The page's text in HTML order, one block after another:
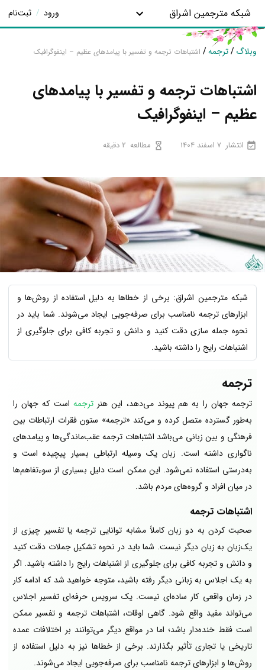
شبکه مترجمین اشراق ورود / ثبت‌نام
وبلاگ /ترجمه/ اشتباهات ترجمه و تفسیر با پیامدهای عظیم – اینفوگرافیک
اشتباهات ترجمه و تفسیر با پیامدهای
عظیم – اینفوگرافیک
انتشار 7 اسفند 1404 مطالعه 2 دقیقه
شبکه مترجمین اشراق: برخی از خطاها به دلیل استفاده از روش‌ها و
ابزارهای ترجمه نامناسب برای صرفه‌جویی ایجاد می‌شوند. شما باید در
نحوه جمله سازی دقت کنید و دانش و تجربه کافی برای جلوگیری از
اشتباهات رایج را داشته باشید.
ترجمه
ترجمه جهان را به هم پیوند می‌دهد، این هنرترجمه است که جهان را
به‌طور گسترده متصل کرده و می‌کند «ترجمه» ستون فقرات ارتباطات بین
فرهنگی و بین زبانی می‌باشد اشتباهات ترجمه عقب‌ماندگی‌ها و پیامدهای
ناگواری داشته است. زبان یک وسیله ارتباطی بسیار پیچیده است و
به‌درستی استفاده نمی‌شود. این ممکن است دلیل بسیاری از سوءتفاهم‌ها
در میان افراد و گروه‌های مردم باشد.
اشتباهات ترجمه
صحبت کردن به دو زبان کاملاً مشابه توانایی ترجمه یا تفسیر چیزی از
یک‌زبان به زبان دیگر نیست. شما باید در نحوه تشکیل جملات دقت کنید
و دانش و تجربه کافی برای جلوگیری از اشتباهات رایج را داشته باشید. اگر
به یک اجلاس به زبانی دیگر رفته باشید، متوجه خواهید شد که ادامه کار
در زمان واقعی کار ساده‌ای نیست. یک سرویس حرفه‌ای تفسیر اجلاس
می‌تواند مفید واقع شود. گاهی اوقات، اشتباهات ترجمه و تفسیر ممکن
است فقط خنده‌دار باشد؛ اما در مواقع دیگر می‌توانند بر اختلافات عمده
تاریخی یا تجاری تأثیر بگذارند. برخی از خطاها نیز به دلیل استفاده از
روش‌ها و ابزارهای ترجمه نامناسب برای صرفه‌جویی ایجاد می‌شوند.